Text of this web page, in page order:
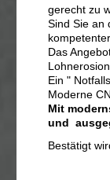
gerecht zu
Sind Sie an
Das
Ein "
Moderne
Mit
und
Bestätigt